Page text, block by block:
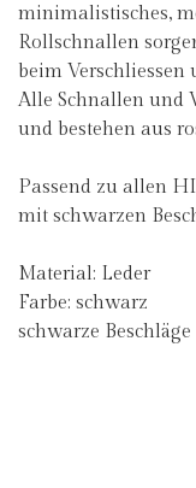
minimalistisches,
Rollschnallen
beim Verschliessen
Alle Schnallen und
und bestehen aus
Passend zu allen
mit schwarzen
Material: Leder
Farbe: schwarz
schwarze Beschläge